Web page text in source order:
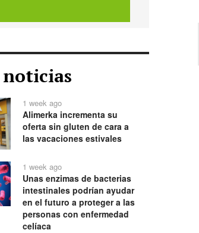
1 week ago
Alimerka incrementa su
oferta sin gluten de cara a
las vacaciones estivales
1 week ago
Unas enzimas de bacterias
intestinales podrían ayudar
en el futuro a proteger a las
personas con enfermedad
celíaca